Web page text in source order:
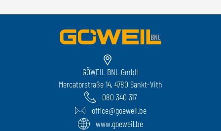
GÖWEIL BNL GmbH
Mercatorstraße 14, 4780 Sankt-Vith
080 340 317
office@goeweil.be
www.goeweil.be